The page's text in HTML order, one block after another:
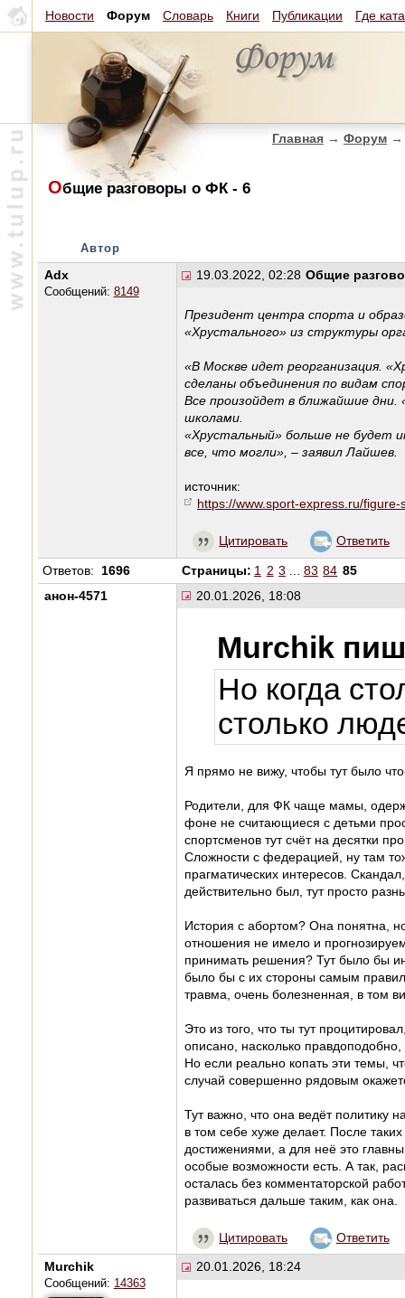
Новости Форум Словарь Книги Публикации Где
Главная → Форум →
Общие разговоры о ФК - 6
Автор
Adx
Сообщений: 8149
19.03.2022, 02:28 Общие
Президент центра спорта и
«Хрустального» из структуры
«В Москве идет реорганизация.
сделаны объединения по видам
Все произойдет в ближайшие
школами.
«Хрустальный» больше не будет
все, что могли», – заявил Лайшев.
источник:
https://www.sport-express.ru/
Цитировать Ответить
Ответов: 1696 Страницы: 1 2 3 83 84 85
анон-4571
20.01.2026, 18:08
Murchik
Но когда
столько
Я прямо не вижу, чтобы тут было
Родители, для ФК чаще мамы,
фоне не считающиеся с детьми
спортсменов тут счёт на десятки
Сложности с федерацией, ну там
прагматических интересов.
действительно был, тут просто
История с абортом? Она понятна,
отношения не имело и
принимать решения? Тут было бы
было бы с их стороны самым
травма, очень болезненная, в том
Это из того, что ты тут
описано, насколько
Но если реально копать эти темы,
случай совершенно рядовым
Тут важно, что она ведёт политику
в том себе хуже делает. После
достижениями, а для неё это
особые возможности есть. А так,
осталась без комментаторской
развиваться дальше таким, как она.
Цитировать Ответить
Murchik
Сообщений: 14363
20.01.2026, 18:24